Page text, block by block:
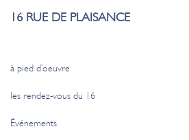
16 RUE DE PLAISANCE
à pied d’oeuvre
les rendez-vous du 16
Événements